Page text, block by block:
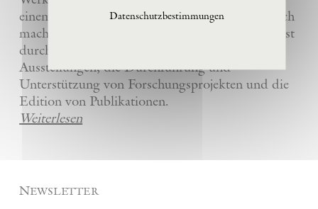
einem breiten Publikum in La Ribaute zugänglich
macht. Die Stiftung fördert zeitgenössische Kunst
durch die Organisation von internationalen
Ausstellungen, die Durchführung und
Unterstützung von Forschungsprojekten und die
Edition von Publikationen.
Weiterlesen
Newsletter
Datenschutzbestimmungen